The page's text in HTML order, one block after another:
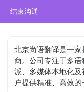
结束沟通
北京尚语翻译是一
商。公司专注于多
派、多媒体本地化
户提供精准、高效的